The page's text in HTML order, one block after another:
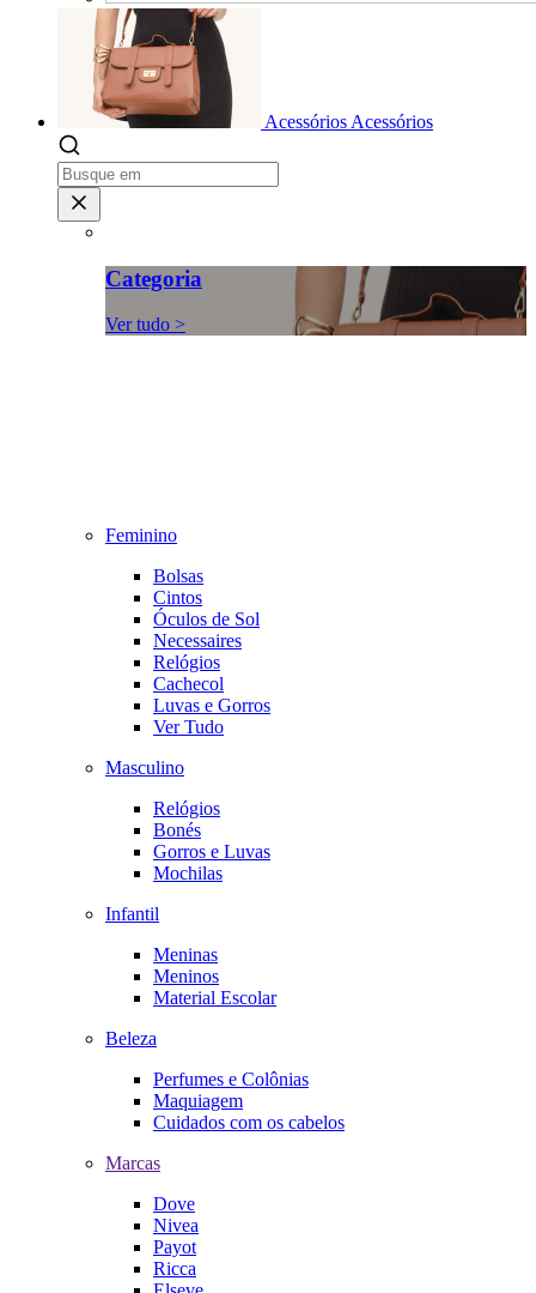
Acessórios Acessórios
Categoria
Ver tudo >
Feminino
Bolsas
Cintos
Óculos de Sol
Necessaires
Relógios
Cachecol
Luvas e Gorros
Ver Tudo
Masculino
Relógios
Bonés
Gorros e Luvas
Mochilas
Infantil
Meninas
Meninos
Material Escolar
Beleza
Perfumes e Colônias
Maquiagem
Cuidados com os cabelos
Marcas
Dove
Nivea
Payot
Ricca